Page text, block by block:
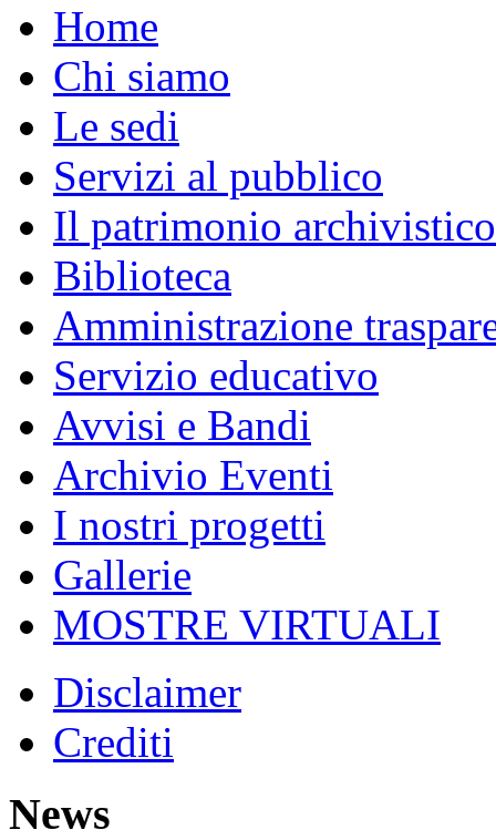
Home
Chi siamo
Le sedi
Servizi al pubblico
Il patrimonio archivistico
Biblioteca
Amministrazione
Servizio educativo
Avvisi e Bandi
Archivio Eventi
I nostri progetti
Gallerie
MOSTRE VIRTUALI
Disclaimer
Crediti
News